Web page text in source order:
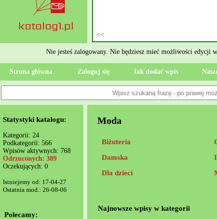
Rzeszów i dbamy o to,
gdy Twoja przestrzeń
przywracając ponownie
Nie jesteś zalogowany. Nie będziesz mieć możliwości edycji
Strona główna Zaloguj się Jak dodać wpis
Statystyki katalogu:
Kategorii: 24
Podkategorii: 566
Wpisów aktywnych: 768
Odrzuconych: 389
Oczekujących: 0
Istniejemy od: 17-04-27
Ostatnia mod.: 26-08-06
Polecamy:
Moda
Biżuteria
Damska
Dla dzieci
Najnowsze wpisy w kategorii